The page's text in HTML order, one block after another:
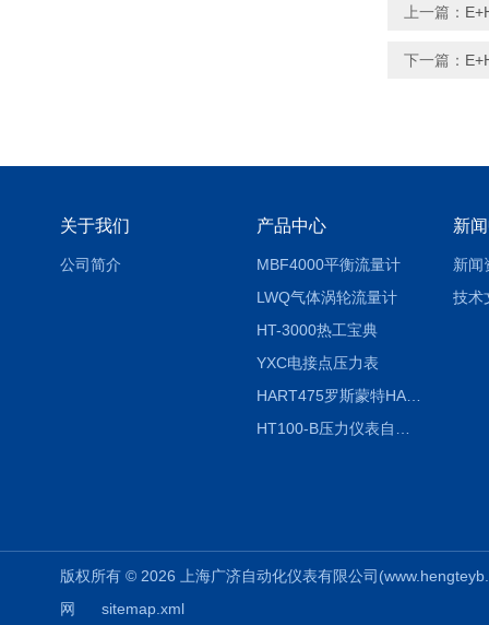
上一篇：
下一篇：
关于我们
公司简介
产品中心
MBF4000平衡流量计
LWQ气体涡轮流量计
HT-3000热工宝典
YXC电接点压力表
HART475罗斯蒙特HART475手操器
新
新闻
技术
版权所有 © 2026 上海广济自动化仪表有限公司
网
sitemap.xml